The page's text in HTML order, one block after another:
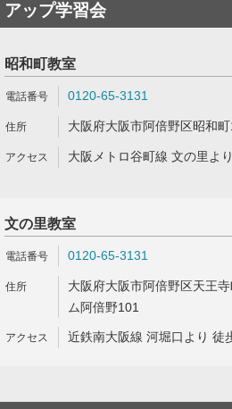
アップ学習会
昭和町教室
0120-65-3131
大阪府大阪市阿倍野区昭和
大阪メトロ谷町線 文の里よ
文の里教室
0120-65-3131
大阪府大阪市阿倍野区天王
ム阿倍野101
近鉄南大阪線 河堀口より 徒